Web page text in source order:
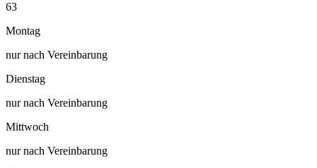
63
Montag
nur nach Vereinbarung
Dienstag
nur nach Vereinbarung
Mittwoch
nur nach Vereinbarung